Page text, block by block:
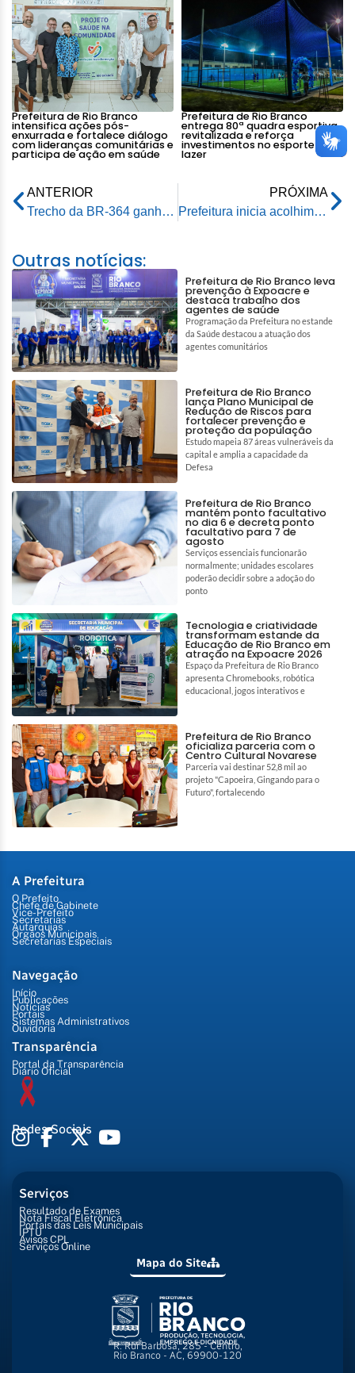
Prefeitura de Rio Branco
intensifica ações pós-
enxurrada e fortalece diálogo
com lideranças comunitárias e
participa de ação em saúde
Prefeitura de Rio Branco
entrega 80ª quadra esportiva
revitalizada e reforça
investimentos no esporte e
lazer
ANTERIOR
Trecho da BR-364 ganha nova iluminação pública totalmente em Led
PRÓXIMA
Prefeitura inicia acolhimento às pessoas atingidas pela cheia dos igarapés que cortam a cidade
Outras notícias:
Prefeitura de Rio Branco leva
prevenção à Expoacre e
destaca trabalho dos
agentes de saúde
Programação da Prefeitura no estande
da Saúde destacou a atuação dos
agentes comunitários
Prefeitura de Rio Branco
lança Plano Municipal de
Redução de Riscos para
fortalecer prevenção e
proteção da população
Estudo mapeia 87 áreas vulneráveis da
capital e amplia a capacidade da
Defesa
Prefeitura de Rio Branco
mantém ponto facultativo
no dia 6 e decreta ponto
facultativo para 7 de
agosto
Serviços essenciais funcionarão
normalmente; unidades escolares
poderão decidir sobre a adoção do
ponto
Tecnologia e criatividade
transformam estande da
Educação de Rio Branco em
atração na Expoacre 2026
Espaço da Prefeitura de Rio Branco
apresenta Chromebooks, robótica
educacional, jogos interativos e
Prefeitura de Rio Branco
oficializa parceria com o
Centro Cultural Novarese
Parceria vai destinar 52,8 mil ao
projeto "Capoeira, Gingando para o
Futuro", fortalecendo
A Prefeitura
O Prefeito
Chefe de Gabinete
Vice-Prefeito
Secretarias
Autarquias
Órgãos Municipais
Secretarias Especiais
Navegação
Início
Publicações
Notícias
Portais
Sistemas Administrativos
Ouvidoria
Transparência
Portal da Transparência
Diário Oficial
Redes Sociais
Serviços
Resultado de Exames
Nota Fiscal Eletrônica
Portais das Leis Municipais
IPTU
Avisos CPL
Serviços Online
Mapa do Site
R. Rui Barbosa, 285 - Centro,
Rio Branco - AC, 69900-120